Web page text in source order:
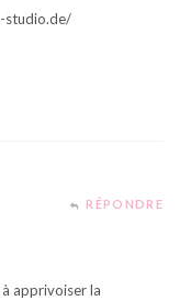
studio.de/
RÉPONDRE
apprivoiser la